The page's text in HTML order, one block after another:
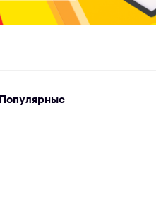
Популярные